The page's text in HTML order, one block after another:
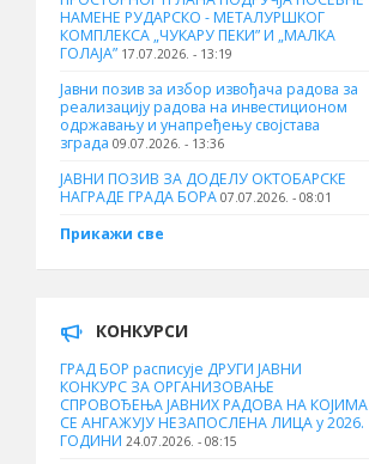
НАМЕНЕ РУДАРСКО - МЕТАЛУРШКОГ
КОМПЛЕКСА „ЧУКАРУ ПЕКИ” И „МАЛКА
ГОЛАЈА” 17.07.2026. - 13:19
Јавни позив за избор извођача радова за
реализацију радова на инвестиционом
одржавању и унапређењу својстава
зграда 09.07.2026. - 13:36
ЈАВНИ ПОЗИВ ЗА ДОДЕЛУ ОКТOБАРСКЕ
НАГРАДЕ ГРАДА БОРА 07.07.2026. - 08:01
Прикажи све
КОНКУРСИ
ГРАД БОР расписује ДРУГИ ЈАВНИ
КОНКУРС ЗА ОРГАНИЗОВАЊЕ
СПРОВОЂЕЊА ЈАВНИХ РАДОВА НА КОЈИМА
СЕ АНГАЖУЈУ НЕЗАПОСЛЕНА ЛИЦА у 2026.
ГОДИНИ 24.07.2026. - 08:15